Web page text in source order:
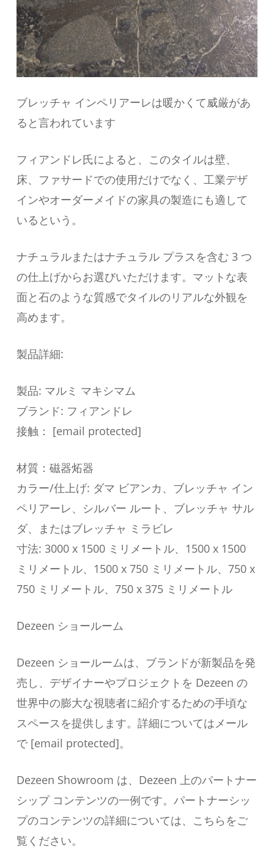
ブレッチャ インペリアーレは暖かくて威厳があ
ると言われています
フィアンドレ氏によると、このタイルは壁、
床、ファサードでの使用だけでなく、工業デザ
インやオーダーメイドの家具の製造にも適して
いるという。
ナチュラルまたはナチュラル プラスを含む 3 つ
の仕上げからお選びいただけます。マットな表
面と石のような質感でタイルのリアルな外観を
高めます。
製品詳細:
製品: マルミ マキシマム
ブランド: フィアンドレ
接触： [email protected]
材質：磁器炻器
カラー/仕上げ: ダマ ビアンカ、ブレッチャ イン
ペリアーレ、シルバー ルート、ブレッチャ サル
ダ、またはブレッチャ ミラビレ
寸法: 3000 x 1500 ミリメートル、1500 x 1500
ミリメートル、1500 x 750 ミリメートル、750 x
750 ミリメートル、750 x 375 ミリメートル
Dezeen ショールーム
Dezeen ショールームは、ブランドが新製品を発
売し、デザイナーやプロジェクトを Dezeen の
世界中の膨大な視聴者に紹介するための手頃な
スペースを提供します。詳細についてはメール
で [email protected]。
Dezeen Showroom は、Dezeen 上のパートナー
シップ コンテンツの一例です。パートナーシッ
プのコンテンツの詳細については、こちらをご
覧ください。